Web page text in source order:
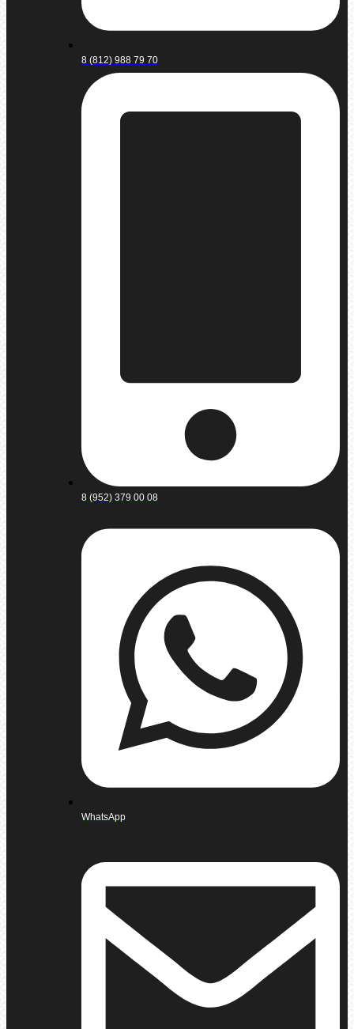
8 (812) 988 79 70
8 (952) 379 00 08
WhatsApp